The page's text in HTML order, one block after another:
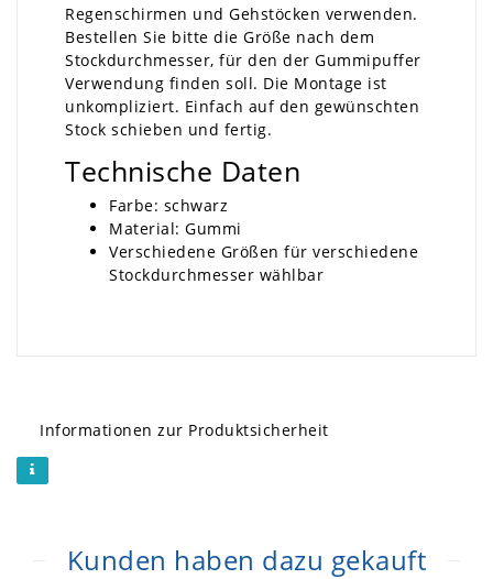
Regenschirmen und Gehstöcken verwenden.
Bestellen Sie bitte die Größe nach dem
Stockdurchmesser, für den der Gummipuffer
Verwendung finden soll. Die Montage ist
unkompliziert. Einfach auf den gewünschten
Stock schieben und fertig.
Technische Daten
Farbe: schwarz
Material: Gummi
Verschiedene Größen für verschiedene
Stockdurchmesser wählbar
Informationen zur Produktsicherheit
Kunden haben dazu gekauft